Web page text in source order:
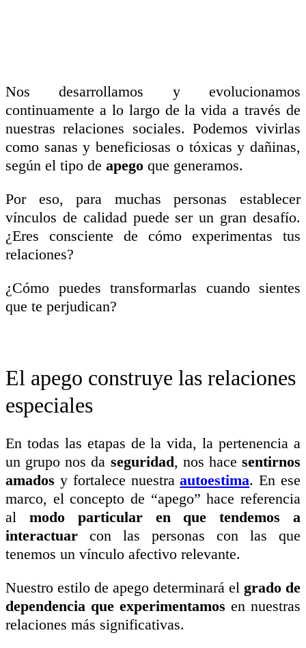
Nos desarrollamos y evolucionamos
continuamente a lo largo de la vida a través de
nuestras relaciones sociales. Podemos vivirlas
como sanas y beneficiosas o tóxicas y dañinas,
según el tipo de apego que generamos.
Por eso, para muchas personas establecer
vínculos de calidad puede ser un gran desafío.
¿Eres consciente de cómo experimentas tus
relaciones?
¿Cómo puedes transformarlas cuando sientes
que te perjudican?
El apego construye las relaciones
especiales
En todas las etapas de la vida, la pertenencia a
un grupo nos da seguridad, nos hacesentirnos
amados y fortalece nuestraautoestima. En ese
marco, el concepto de “apego” hace referencia
al modo particular en que tendemos a
interactuar con las personas con las que
tenemos un vínculo afectivo relevante.
Nuestro estilo de apego determinará el grado de
dependencia que experimentamos en nuestras
relaciones más significativas.